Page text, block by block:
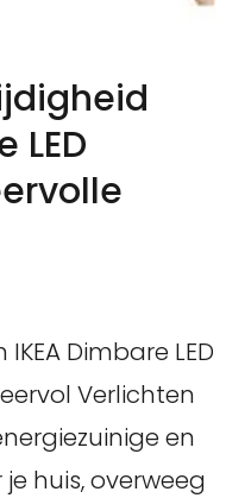
LED
Dimbare LED
Verlichten
en
huis, overweeg